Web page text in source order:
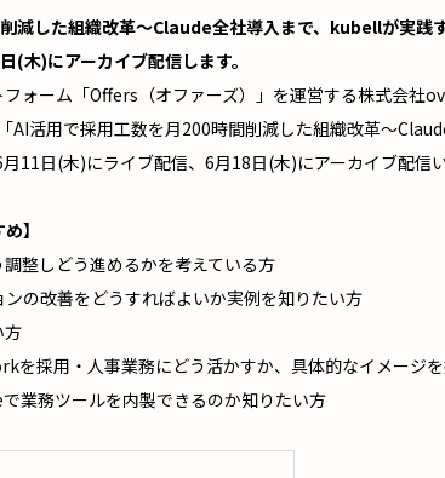
削減した組織改革〜Claude全社導入まで、kubellが実
(木)にアーカイブ配信します。
ォーム「Offers（オファーズ）」を運営する株式会社
活用で採用工数を月200時間削減した組織改革〜
11日(木)にライブ配信、6月18日(木)にアーカイブ配信い
】
整しどう進めるかを考えている方
の改善をどうすればよいか実例を知りたい方
方
を採用・人事業務にどう活かすか、具体的なイメージ
業務ツールを内製できるのか知りたい方